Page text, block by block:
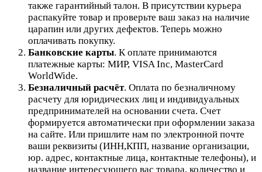
также гарантийный талон. В присутствии курьера
распакуйте товар и проверьте ваш заказ на наличие
царапин или других дефектов. Теперь можно
оплачивать покупку.
Банковские карты. К оплате принимаются
платежные карты: МИР, VISA Inc, MasterCard
WorldWide.
Безналичный расчёт. Оплата по безналичному
расчету для юридических лиц и индивидуальных
предпринимателей на основании счета. Счет
формируется автоматически при оформлении заказа
на сайте. Или пришлите нам по электронной почте
ваши реквизиты (ИНН,КПП, название организации,
юр. адрес, контактные лица, контактные телефоны), и
название интересующего вас товара, количество и